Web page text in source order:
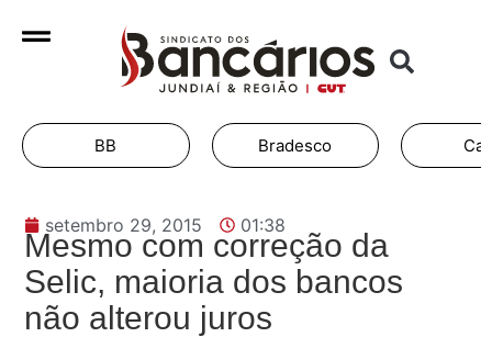
BB Bradesco
setembro 29, 2015 01:38
Mesmo com correção da
Selic, maioria dos bancos
não alterou juros